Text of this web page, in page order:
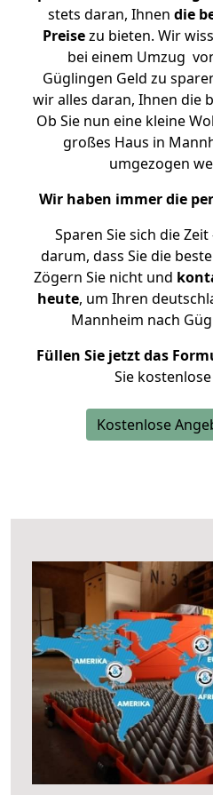
stets daran, Ihnen die
Preisezu bieten. Wir
bei einem Umzug
Güglingen Geld zu
wir alles daran, Ihnen die
Ob Sie nun eine kleine
großes Haus in
umgezogen
Wir haben immer die
Sparen Sie sich die
darum, dass Sie die
Zögern Sie nicht und
heute, um Ihren
Mannheim nach
Füllen Sie jetzt das
Sie
Kostenlose